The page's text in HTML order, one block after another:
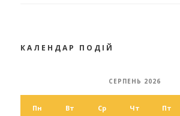
КАЛЕНДАР ПОДІЙ
СЕРПЕНЬ 2026
Пн Вт Ср Чт Пт